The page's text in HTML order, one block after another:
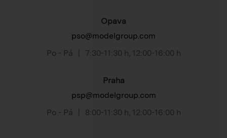
Opava
pso@modelgroup.com
Po - Pá
7:30-11:30 h 12:00-16:00 h
Praha
psp@modelgroup.com
Po - Pá
8:00-11:30 h 12:00-16:00 h